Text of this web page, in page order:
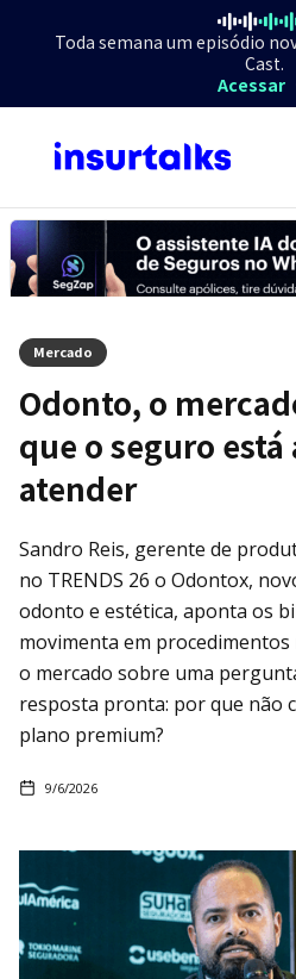
Toda semana um episódio
Cast.
Acessar
Mercado
Odonto, o
que o seguro
atender
Sandro Reis, gerente de
no TRENDS 26 o Odontox,
odonto e estética, aponta os
movimenta em
o mercado sobre uma
resposta pronta: por que não
plano premium?
9/6/2026